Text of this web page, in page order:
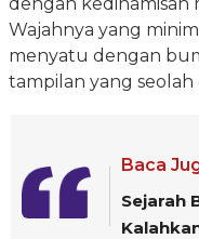
Wajahnya yang
menyatu dengan
tampilan yang seolah
Baca
Sejarah